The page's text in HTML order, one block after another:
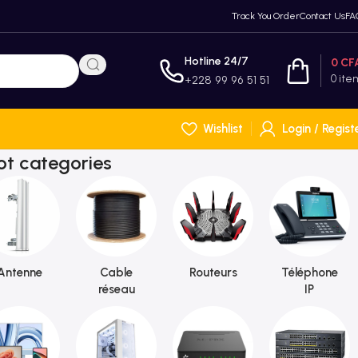
Track You OrderContact Us
Hotline 24/7
+228 99 96 51 51 0
0
Wishlist Login /
categories
Cable
réseau
Routeurs
Téléphone
IP